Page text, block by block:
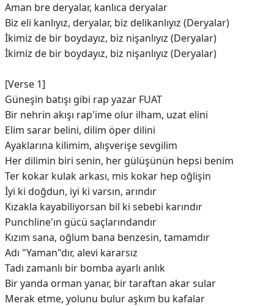
Aman bre deryalar, kanlıca deryalar
Biz eli kanlıyız, deryalar, biz delikanlıyız (Deryalar)
İkimiz de bir boydayız, biz nişanlıyız (Deryalar)
İkimiz de bir boydayız, biz nişanlıyız (Deryalar)
[Verse 1]
Güneşin batışı gibi rap yazar FUAT
Bir nehrin akışı rap'ime olur ilham, uzat elini
Elim sarar belini, dilim öper dilini
Ayaklarına kilimim, alışverişe sevgilim
Her dilimin biri senin, her gülüşünün hepsi benim
Ter kokar kulak arkası, mis kokar hep oğlişin
İyi ki doğdun, iyi ki varsın, arındır
Kızakla kayabiliyorsan bil ki sebebi karındır
Punchline'ın gücü saçlarındandır
Kızım sana, oğlum bana benzesin, tamamdır
Adı "Yaman"dır, alevi kararsız
Tadı zamanlı bir bomba ayarlı anlık
Bir yanda orman yanar, bir taraftan akar sular
Merak etme, yolunu bulur aşkım bu kafalar